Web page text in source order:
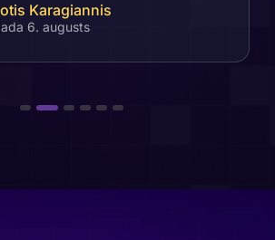
Karagiannis
6. augusts